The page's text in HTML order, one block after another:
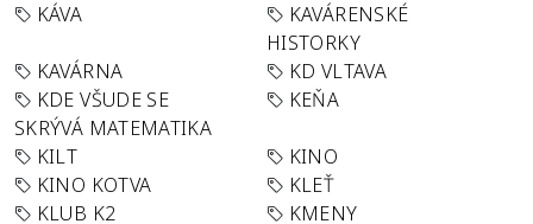
KÁVA
KAVÁRENSKÉ
HISTORKY
KAVÁRNA
KD VLTAVA
KDE VŠUDE SE
SKRÝVÁ MATEMATIKA
KEŇA
KILT
KINO
KINO KOTVA
KLEŤ
KLUB K2
KMENY